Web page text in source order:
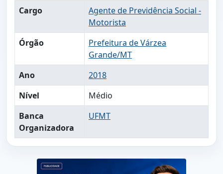
Cargo
Agente de Previdência Social -
Motorista
Órgão
Prefeitura de Várzea
Grande/MT
Ano
2018
Nível
Médio
Banca
Organizadora
UFMT